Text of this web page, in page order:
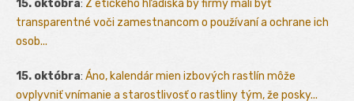
15. októbra: Z etického hľadiska by firmy mali byť
transparentné voči zamestnancom o používaní a ochrane ich
osob...
15. októbra: Áno, kalendár mien izbových rastlín môže
ovplyvniť vnímanie a starostlivosť o rastliny tým, že posky...